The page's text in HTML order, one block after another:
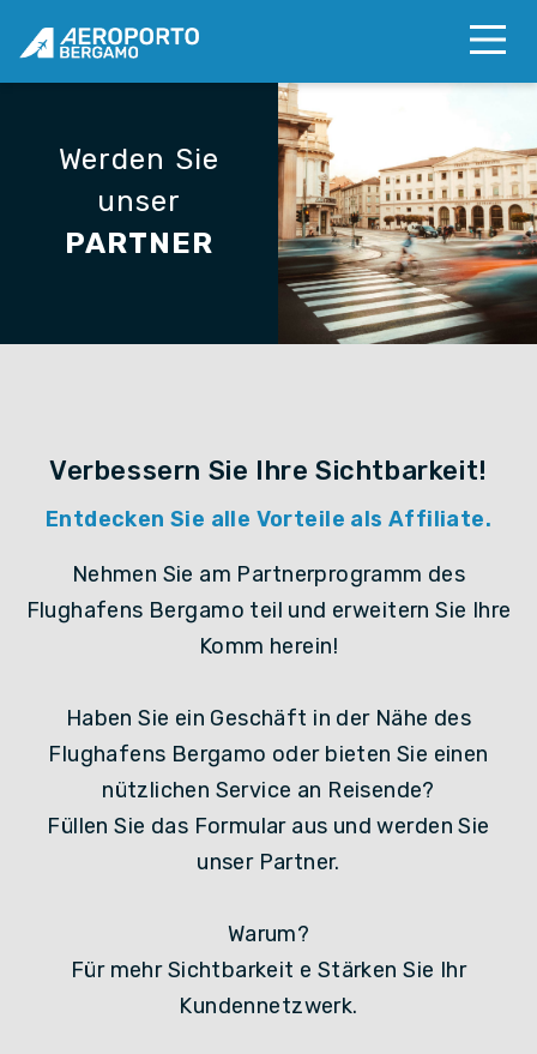
Werden Sie
unser
PARTNER
Verbessern Sie Ihre Sichtbarkeit!
Entdecken Sie alle Vorteile als Affiliate.
Nehmen Sie am Partnerprogramm des
Flughafens Bergamo teil und erweitern Sie Ihre
Komm herein!
Haben Sie ein Geschäft in der Nähe des
Flughafens Bergamo oder bieten Sie einen
nützlichen Service an Reisende?
Füllen Sie das Formular aus und werden Sie
unser Partner.
Warum?
Für mehr Sichtbarkeit e Stärken Sie Ihr
Kundennetzwerk.